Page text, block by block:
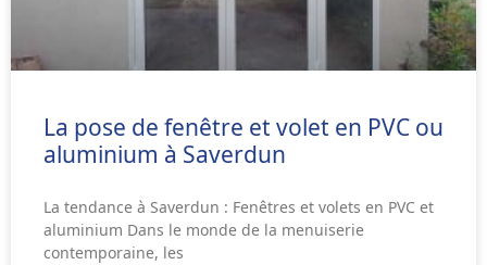
La pose de fenêtre et volet en PVC ou
aluminium à Saverdun
La tendance à Saverdun : Fenêtres et volets en PVC et
aluminium Dans le monde de la menuiserie
contemporaine, les